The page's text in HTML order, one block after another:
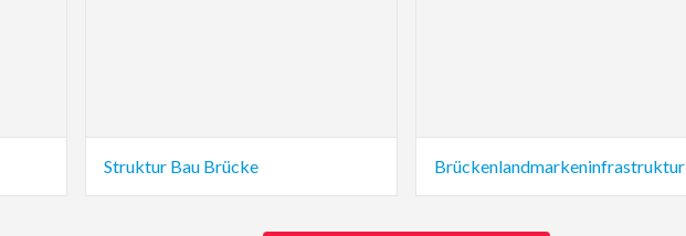
Struktur Bau Brücke Brückenlandmarkeninfrastruktur